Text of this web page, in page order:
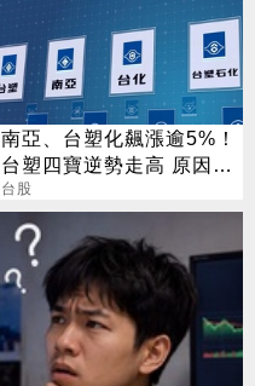
南亞、台塑化飆漲逾5%！
台塑四寶逆勢走高 原因找
到了
台股